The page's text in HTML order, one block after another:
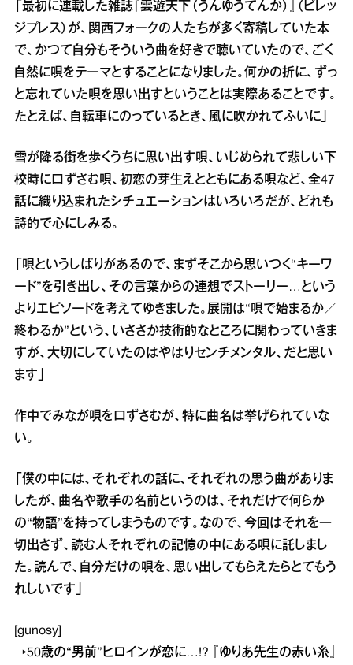
「最初に連載した雑誌『雲遊天下（うんゆうてんか）』（ビレッ
ジプレス）が、関西フォークの人たちが多く寄稿していた本
で、かつて自分もそういう曲を好きで聴いていたので、ごく
自然に唄をテーマとすることになりました。何かの折に、ずっ
と忘れていた唄を思い出すということは実際あることです。
たとえば、自転車にのっているとき、風に吹かれてふいに」
雪が降る街を歩くうちに思い出す唄、いじめられて悲しい下
校時に口ずさむ唄、初恋の芽生えとともにある唄など、全47
話に織り込まれたシチュエーションはいろいろだが、どれも
詩的で心にしみる。
「唄というしばりがあるので、まずそこから思いつく“キーワ
ード”を引き出し、その言葉からの連想でストーリー…という
よりエピソードを考えてゆきました。展開は“唄で始まるか／
終わるか”という、いささか技術的なところに関わっていきま
すが、大切にしていたのはやはりセンチメンタル、だと思い
ます」
作中でみなが唄を口ずさむが、特に曲名は挙げられていな
い。
「僕の中には、それぞれの話に、それぞれの思う曲がありま
したが、曲名や歌手の名前というのは、それだけで何らか
の“物語”を持ってしまうものです。なので、今回はそれを一
切出さず、読む人それぞれの記憶の中にある唄に託しまし
た。読んで、自分だけの唄を、思い出してもらえたらとてもう
れしいです」
[gunosy]
→50歳の“男前”ヒロインが恋に…!? 『ゆりあ先生の赤い糸』